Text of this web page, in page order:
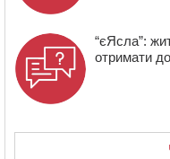
“єЯсла”:
отримати